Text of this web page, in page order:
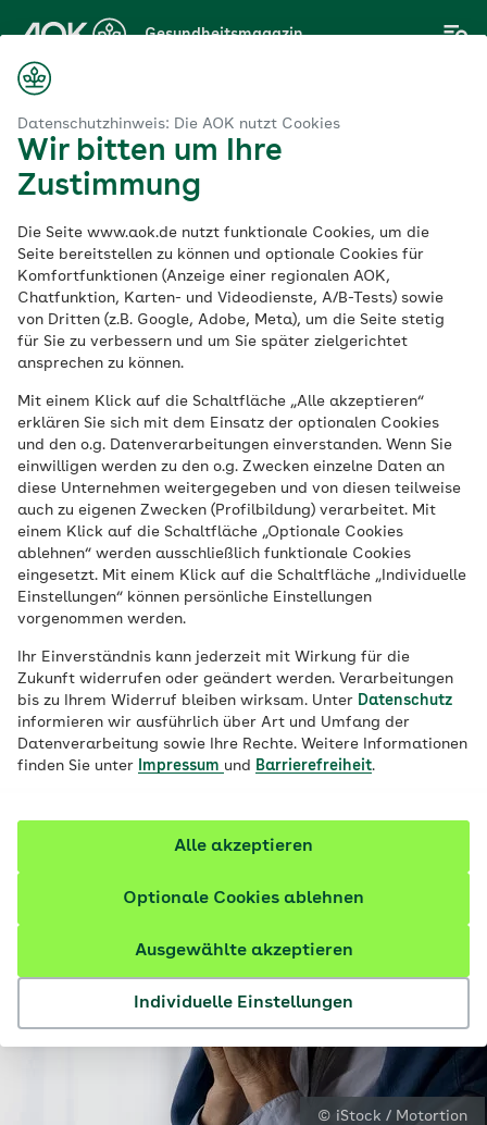
Datenschutzhinweis: Die AOK nutzt Cookies
Wir bitten um Ihre
Zustimmung
Die Seite www.aok.de nutzt funktionale Cookies, um die
Seite bereitstellen zu können und optionale Cookies für
Komfortfunktionen (Anzeige einer regionalen AOK,
Chatfunktion, Karten- und Videodienste, A/B-Tests) sowie
von Dritten (z.B. Google, Adobe, Meta), um die Seite stetig
für Sie zu verbessern und um Sie später zielgerichtet
ansprechen zu können.
Mit einem Klick auf die Schaltfläche „Alle akzeptieren“
erklären Sie sich mit dem Einsatz der optionalen Cookies
und den o.g. Datenverarbeitungen einverstanden. Wenn Sie
einwilligen werden zu den o.g. Zwecken einzelne Daten an
diese Unternehmen weitergegeben und von diesen teilweise
auch zu eigenen Zwecken (Profilbildung) verarbeitet. Mit
einem Klick auf die Schaltfläche „Optionale Cookies
ablehnen“ werden ausschließlich funktionale Cookies
eingesetzt. Mit einem Klick auf die Schaltfläche „Individuelle
Einstellungen“ können persönliche Einstellungen
vorgenommen werden.
Ihr Einverständnis kann jederzeit mit Wirkung für die
Zukunft widerrufen oder geändert werden. Verarbeitungen
bis zu Ihrem Widerruf bleiben wirksam. Unter Datenschutz
informieren wir ausführlich über Art und Umfang der
Datenverarbeitung sowie Ihre Rechte. Weitere Informationen
finden Sie unter
Impressum und Barrierefreiheit.
Individuelle Einstellungen
Ausgewählte akzeptieren
Optionale Cookies ablehnen
Alle akzeptieren
Hauptinhalt
springen
Gesundheitsmagazin
Wenn Ängste
übermächtig werden
Veröffentlicht am:
08.03.2022
aktualisiert am 20.02.2026
20 Minuten Lesedauer
Sie können Ihr Leben nicht mehr genießen,
weil Sie sich ständig um Ihren nächsten
Angehörigen sorgen oder Angst davor
haben, dass Ihnen selbst etwas passieren
könnte? Dann leiden Sie womöglich an
einer generalisierten Angststörung. Alles
Wichtige über Symptome, Diagnose und
Behandlung.
© iStock / Motortion